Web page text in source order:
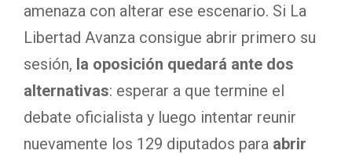
amenaza con alterar ese escenario. Si La
Libertad Avanza consigue abrir primero su
sesión, la oposición quedará ante dos
alternativas: esperar a que termine el
debate oficialista y luego intentar reunir
nuevamente los 129 diputados para abrir